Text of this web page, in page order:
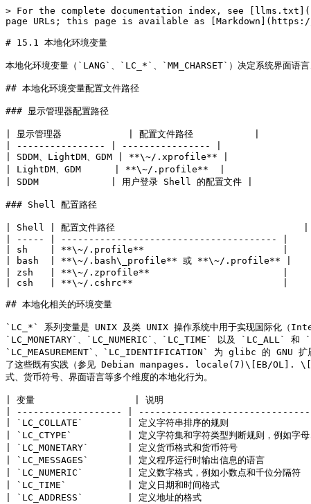
> For the complete documentation index, see
page URLs; this page is available as
# 15.1 本地化环境变量
本地化环境变量（`LANG`、`LC_*`、`MM_CHARSET`）决定系统界面语言
## 本地化环境变量配置文件路径
### 显示管理器配置路径
| 显示管理器            | 配置文件路径           |
| ---------------- | ---------------- |
| SDDM、LightDM、GDM | **\~/.xprofile** |
| LightDM、GDM      | **\~/.profile**  |
| SDDM             | 用户登录 Shell 的配置文件 |
### Shell 配置路径
| Shell | 配置文件路径                                  |
| ----- | --------------------------------------- |
| sh    | **\~/.profile**                         |
| bash  | **\~/.bash\_profile** 或 **\~/.profile** |
| zsh   | **\~/.zprofile**                        |
| csh   | **\~/.cshrc**                           |
## 本地化相关的环境变量
`LC_*` 系列变量是 UNIX 及类 UNIX 操作系统中用于实现国际化（
`LC_MONETARY`、`LC_NUMERIC`、`LC_TIME` 以及 `LC_ALL` 和
`LC_MEASUREMENT`、`LC_IDENTIFICATION` 为 glibc 的
了这些既有实践（参见 Debian manpages. locale(7)\[EB/OL].
式、货币符号、界面语言等多个维度的本地化行为。
| 变量                  | 说明
| ------------------- |
| `LC_COLLATE`        | 定义字符串排序的规则
| `LC_CTYPE`          | 定义字符集和字符类型判断规则，例如
| `LC_MONETARY`       | 定义货币格式和货币符号
| `LC_MESSAGES`       | 定义程序运行时输出信息的
| `LC_NUMERIC`        | 定义数字格式，例如小数点和千
| `LC_TIME`           | 定义日期和时间格式
| `LC_ADDRESS`        | 定义地址的格式